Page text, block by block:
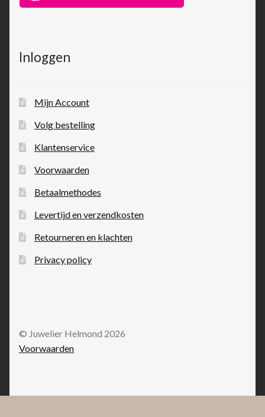
Inloggen
Mijn Account
Volg bestelling
Klantenservice
Voorwaarden
Betaalmethodes
Levertijd en verzendkosten
Retourneren en klachten
Privacy policy
© Juwelier Helmond 2026
Voorwaarden